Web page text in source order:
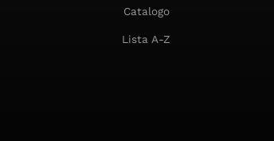
Catalogo
Lista A-Z